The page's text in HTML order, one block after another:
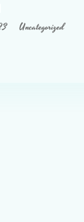
Uncategorized